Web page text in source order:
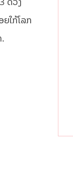
ໃກ້ໂລກ